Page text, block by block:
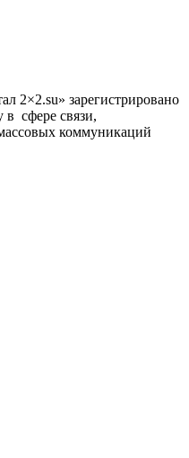
2×2.su» зарегистрировано
в сфере связи,
коммуникаций